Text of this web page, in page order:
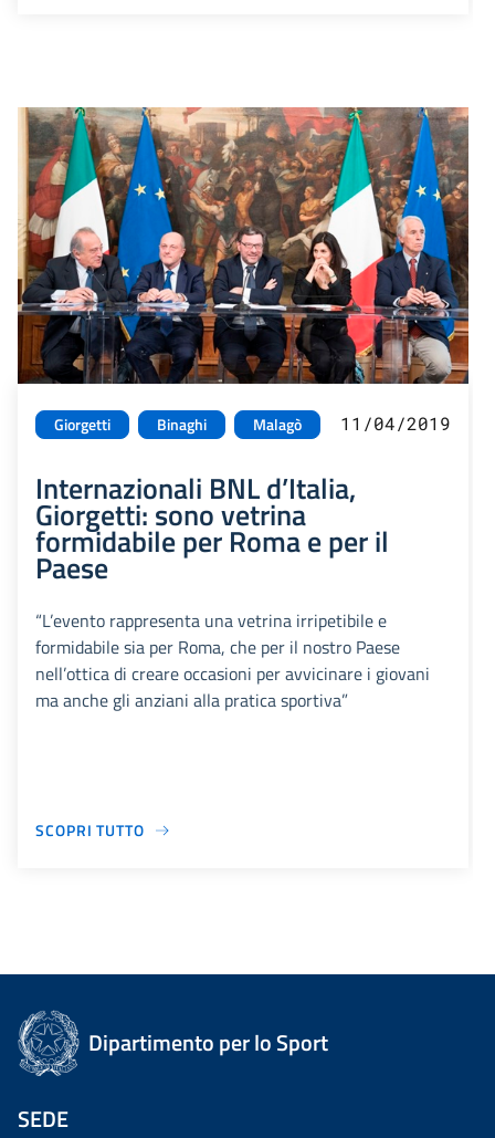
Giorgetti Binaghi Malagò 11/04/2019
Internazionali BNL d’Italia,
Giorgetti: sono vetrina
formidabile per Roma e per il
Paese
“L’evento rappresenta una vetrina irripetibile e
formidabile sia per Roma, che per il nostro Paese
nell’ottica di creare occasioni per avvicinare i giovani
ma anche gli anziani alla pratica sportiva”
SCOPRI TUTTO
Dipartimento per lo Sport
SEDE